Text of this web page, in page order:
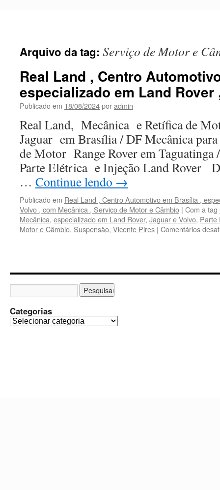
Arquivo da tag: Serviço de Motor e
Real Land , Centro
especializado em Land Rover
Publicado em 18/08/2024poradmin
Real Land, Mecânica e Retífica de
Jaguar em Brasília / DF Mecânica
de Motor Range Rover em Taguatinga
Parte Elétrica e Injeção Land Rover
… Continue lendo →
Publicado em Real Land , Centro Automotivo em Brasília ,
Volvo , com Mecânica , Serviço de Motor e Câmbio | Com a tag
Mecânica, especializado em Land Rover, Jaguar e Volvo, Parte
Motor e Câmbio, Suspensão, Vicente Pires | Comentários
Categorias
C